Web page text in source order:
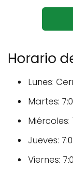
Horario
Lunes:
Martes:
Miércoles:
Jueves:
Viernes: